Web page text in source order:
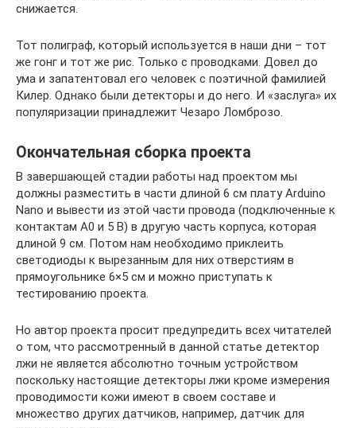
снижается.
Тот полиграф, который используется в наши дни – тот
же гонг и тот же рис. Только с проводками. Довел до
ума и запатентовал его человек с поэтичной фамилией
Килер. Однако были детекторы и до него. И «заслуга» их
популяризации принадлежит Чезаро Ломброзо.
Окончательная сборка проекта
В завершающей стадии работы над проектом мы
должны разместить в части длиной 6 см плату Arduino
Nano и вывести из этой части провода (подключенные к
контактам A0 и 5 В) в другую часть корпуса, которая
длиной 9 см. Потом нам необходимо приклеить
светодиоды к вырезанным для них отверстиям в
прямоугольнике 6×5 см и можно приступать к
тестированию проекта.
Но автор проекта просит предупредить всех читателей
о том, что рассмотренный в данной статье детектор
лжи не является абсолютно точным устройством
поскольку настоящие детекторы лжи кроме измерения
проводимости кожи имеют в своем составе и
множество других датчиков, например, датчик для